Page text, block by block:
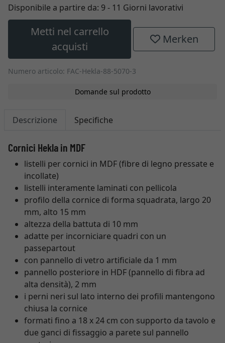
Disponibile a partire da: 9 - 11 Giorni lavorativi
Metti nel carrello
acquisti
Merken
Numero articolo: FAC-Hekla-88-5070-3
Domande sul prodotto
Descrizione Specifiche
Cornici Hekla in MDF
listelli per cornici in MDF (fibre di legno pressate e
incollate)
listelli interamente laminati con pellicola
profilo della cornice di forma squadrata, largo 20
mm, alto 15 mm
altezza della battuta di 10 mm
adatte per incorniciare quadri con un
passepartout
con pannello di vetro artificiale da 1 mm
pannello posteriore in HDF (pannello di fibra ad
alta densità), 2 mm
i perni neri sul lato interno dei profili mantengono
chiusa la cornice
formati fino a 18 x 24 cm con supporto da tavolo e
due ganci di fissaggio a parete sul pannello